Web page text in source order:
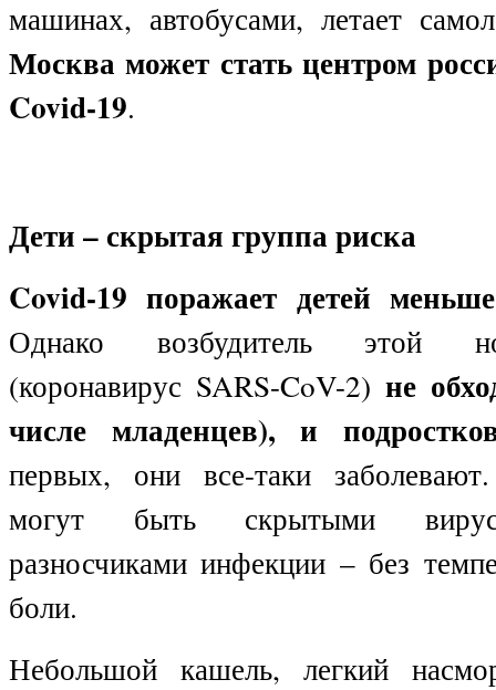
машинах, автобусами, летает
Москва может стать центром
Covid-19.
Дети – скрытая группа риска
Covid-19 поражает детей
Однако возбудитель этой
(коронавирус SARS-CoV-2) не
числе младенцев), и
первых, они все-таки
могут быть скрытыми
разносчиками инфекции – без
боли.
Небольшой кашель, легкий